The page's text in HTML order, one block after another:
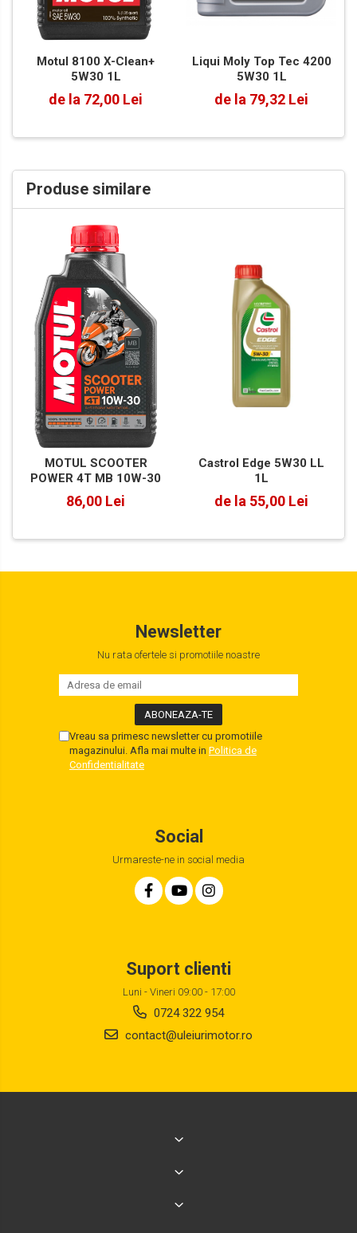
Motul 8100 X-Clean+
5W30 1L
de la 72,00 Lei
Liqui Moly Top Tec 4200
5W30 1L
de la 79,32 Lei
Produse similare
MOTUL SCOOTER
POWER 4T MB 10W-30
86,00 Lei
Castrol Edge 5W30 LL
1L
de la 55,00 Lei
Newsletter
Nu rata ofertele si promotiile noastre
Vreau sa primesc newsletter cu promotiile
magazinului. Afla mai multe in Politica de
Confidentialitate
Social
Urmareste-ne in social media
Suport clienti
Luni - Vineri 09:00 - 17:00
0724 322 954
contact@uleiurimotor.ro